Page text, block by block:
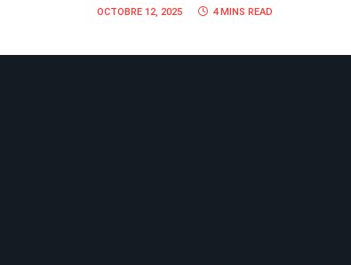
OCTOBRE 12, 2025 4 MINS READ